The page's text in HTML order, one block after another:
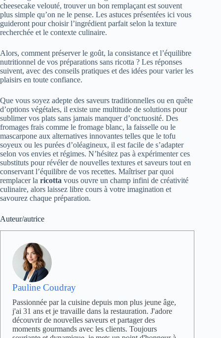
cheesecake velouté, trouver un bon remplaçant est souvent
plus simple qu’on ne le pense. Les astuces présentées ici vous
guideront pour choisir l’ingrédient parfait selon la texture
recherchée et le contexte culinaire.
Alors, comment préserver le goût, la consistance et l’équilibre
nutritionnel de vos préparations sans ricotta ? Les réponses
suivent, avec des conseils pratiques et des idées pour varier les
plaisirs en toute confiance.
Que vous soyez adepte des saveurs traditionnelles ou en quête
d’options végétales, il existe une multitude de solutions pour
sublimer vos plats sans jamais manquer d’onctuosité. Des
fromages frais comme le fromage blanc, la faisselle ou le
mascarpone aux alternatives innovantes telles que le tofu
soyeux ou les purées d’oléagineux, il est facile de s’adapter
selon vos envies et régimes. N’hésitez pas à expérimenter ces
substituts pour révéler de nouvelles textures et saveurs tout en
conservant l’équilibre de vos recettes. Maîtriser par quoi
remplacer la ricotta vous ouvre un champ infini de créativité
culinaire, alors laissez libre cours à votre imagination et
savourez chaque préparation.
Auteur/autrice
Pauline Coudray
Passionnée par la cuisine depuis mon plus jeune âge,
j'ai 31 ans et je travaille dans la restauration. J'adore
découvrir de nouvelles saveurs et partager des
moments gourmands avec les clients. Toujours